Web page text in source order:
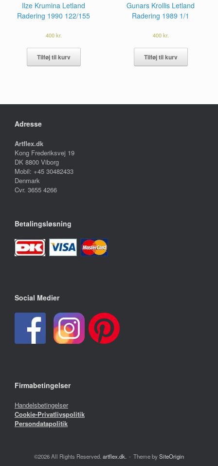
Ilze Krumina Letland
Radering 1990 122/155
400kr.
Tilføj til kurv
Gunars Krollis Letland
Radering 1989 1/1
400kr.
Tilføj til kurv
Adresse
Artflex.dk
Kong Frederiksvej 19
DK 8800 Viborg
Mobil: +45 30482433
Denmark
Cvr. 3655 4266
Betalingsløsning
Social Medier
Firmabetingelser
Handelsbetingelser
Cookie-Privatlivspolitik
Persondatapolitik
©2026 All Rights Reserved. artflex.dk. Theme bySiteOrigin